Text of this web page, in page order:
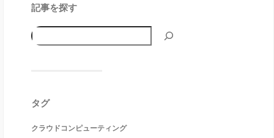
記事を探す
タグ
クラウドコンピューティング